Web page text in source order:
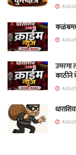
उमरगा
काठीने